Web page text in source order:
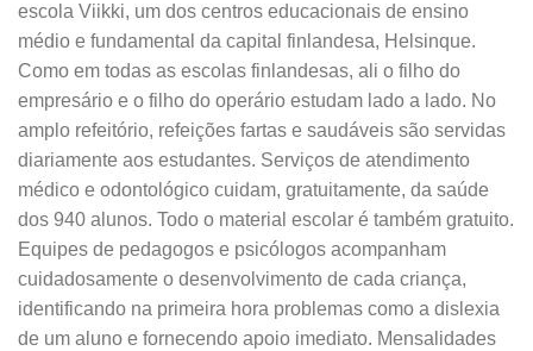
escola Viikki, um dos centros educacionais de ensino
médio e fundamental da capital finlandesa, Helsinque.
Como em todas as escolas finlandesas, ali o filho do
empresário e o filho do operário estudam lado a lado. No
amplo refeitório, refeições fartas e saudáveis são servidas
diariamente aos estudantes. Serviços de atendimento
médico e odontológico cuidam, gratuitamente, da saúde
dos 940 alunos. Todo o material escolar é também gratuito.
Equipes de pedagogos e psicólogos acompanham
cuidadosamente o desenvolvimento de cada criança,
identificando na primeira hora problemas como a dislexia
de um aluno e fornecendo apoio imediato. Mensalidades